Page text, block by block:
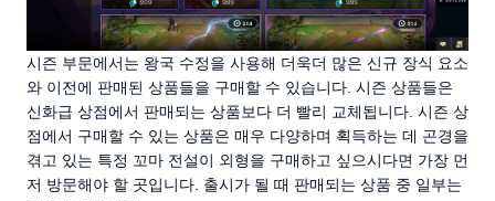
시즌 부문에서는 왕국 수정을 사용해 더욱더 많은 신규 장식 요소
와 이전에 판매된 상품들을 구매할 수 있습니다. 시즌 상품들은
신화급 상점에서 판매되는 상품보다 더 빨리 교체됩니다. 시즌 상
점에서 구매할 수 있는 상품은 매우 다양하며 획득하는 데 곤경을
겪고 있는 특정 꼬마 전설이 외형을 구매하고 싶으시다면 가장 먼
저 방문해야 할 곳입니다. 출시가 될 때 판매되는 상품 중 일부는